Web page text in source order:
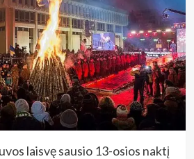
laisvę sausio 13-osios naktį